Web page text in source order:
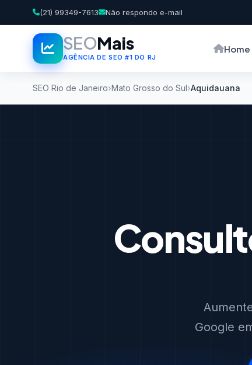
(21) 99349-7613 Não respondo e-mail
SEOMais
AGÊNCIA DE SEO #1 DO RJ
Home
SEO Rio de Janeiro Mato Grosso do Sul Aquidauana
Google